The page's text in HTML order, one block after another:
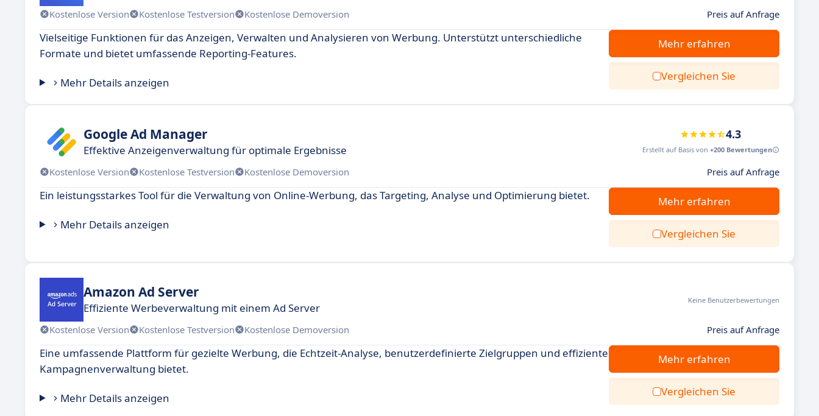
Kostenlose Version Kostenlose Testversion Kostenlose Demoversion Preis auf Anfrage
Vielseitige Funktionen für das Anzeigen, Verwalten und Analysieren von Werbung. Unterstützt unterschiedliche
Formate und bietet umfassende Reporting-Features.
Mehr Details anzeigen
Mehr erfahren
Vergleichen Sie
Google Ad Manager
Effektive Anzeigenverwaltung für optimale Ergebnisse
4.3
Erstellt auf Basis von +200 Bewertungen
Kostenlose Version Kostenlose Testversion Kostenlose Demoversion Preis auf Anfrage
Ein leistungsstarkes Tool für die Verwaltung von Online-Werbung, das Targeting, Analyse und Optimierung bietet.
Mehr Details anzeigen
Mehr erfahren
Vergleichen Sie
Amazon Ad Server
Effiziente Werbeverwaltung mit einem Ad Server
Keine Benutzerbewertungen
Kostenlose Version Kostenlose Testversion Kostenlose Demoversion Preis auf Anfrage
Eine umfassende Plattform für gezielte Werbung, die Echtzeit-Analyse, benutzerdefinierte Zielgruppen und effiziente
Kampagnenverwaltung bietet.
Mehr Details anzeigen
Mehr erfahren
Vergleichen Sie